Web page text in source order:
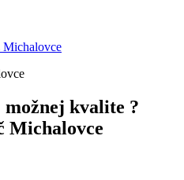
možnej kvalite ?
Michalovce